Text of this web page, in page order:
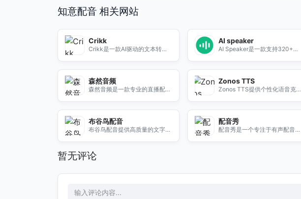
知意配音 相关网站
Crikk
Crikk是一款AI驱动的文本转语
之旅。
AI speaker
AI Speaker是一款支持320+种
森然音频
森然音频是一款专业的直播配音
Zonos TTS
Zonos TTS提供个性化语音克隆
场景。
布谷鸟配音
布谷鸟配音提供高质量的文字转
配音秀
配音秀是一个专注于有声配音的
暂无评论